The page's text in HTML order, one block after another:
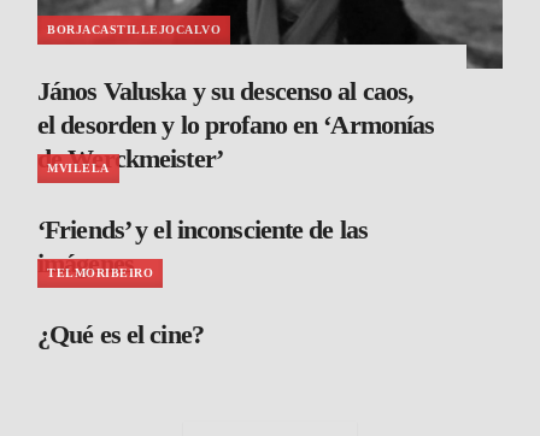
BORJACASTILLEJOCALVO
János Valuska y su descenso al caos,
el desorden y lo profano en ‘Armonías
de Werckmeister’
MVILELA
‘Friends’ y el inconsciente de las
imágenes
TELMORIBEIRO
¿Qué es el cine?